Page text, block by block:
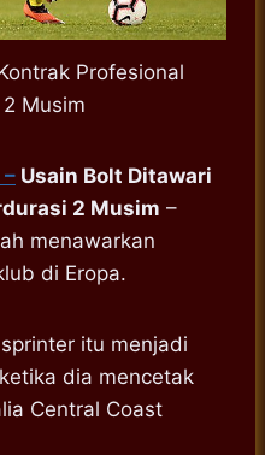
Profesional
Musim
Usain Bolt Ditawari
2 Musim –
menawarkan
di Eropa.
itu menjadi
dia mencetak
Central Coast